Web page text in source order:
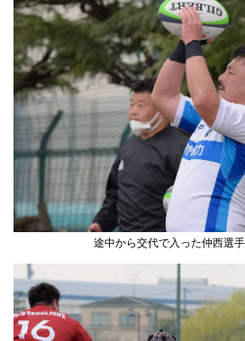
途中から交代で入った仲西選